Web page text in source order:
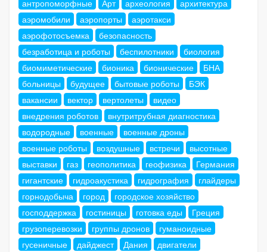
антропоморфные
Арт археология
архитектура
аэромобили
аэропорты
аэротакси
аэрофотосъемка
безопасность
безработица и роботы
беспилотники
биология
биомиметические
бионика бионические
БНА
больницы
будущее бытовые роботы
БЭК
вакансии
вектор вертолеты
видео
внедрения роботов
внутритрубная диагностика
водородные
военные
военные дроны
военные роботы
воздушные встречи
высотные
выставки
газ геополитика геофизика
Германия
гигантские
гидроакустика гидрография
глайдеры
горнодобыча
город
городское хозяйство
господдержка
гостиницы готовка еды
Греция
грузоперевозки
группы дронов
гуманоидные
гусеничные
дайджест Дания
двигатели